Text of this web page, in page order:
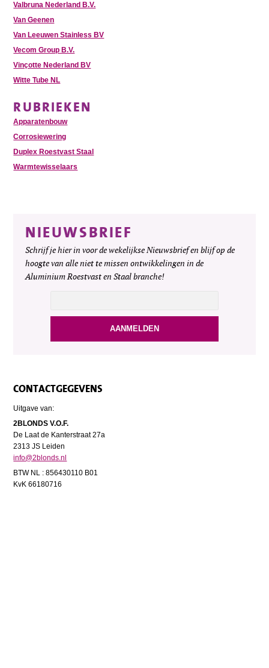
Valbruna Nederland B.V.
Van Geenen
Van Leeuwen Stainless BV
Vecom Group B.V.
Vinçotte Nederland BV
Witte Tube NL
RUBRIEKEN
Apparatenbouw
Corrosiewering
Duplex Roestvast Staal
Warmtewisselaars
NIEUWSBRIEF
Schrijf je hier in voor de wekelijkse Nieuwsbrief en blijf op de
hoogte van alle niet te missen ontwikkelingen in de
Aluminium Roestvast en Staal branche!
CONTACTGEGEVENS
Uitgave van:
2BLONDS V.O.F.
De Laat de Kanterstraat 27a
2313 JS Leiden
info@2blonds.nl
BTW NL : 856430110 B01
KvK 66180716